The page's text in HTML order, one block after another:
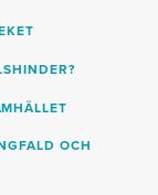
OCH